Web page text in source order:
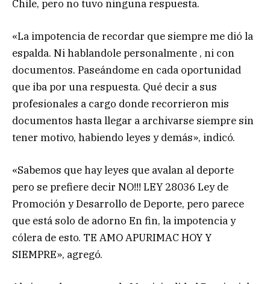
Chile, pero no tuvo ninguna respuesta.
«La impotencia de recordar que siempre me dió la
espalda. Ni hablandole personalmente , ni con
documentos. Paseándome en cada oportunidad
que iba por una respuesta. Qué decir a sus
profesionales a cargo donde recorrieron mis
documentos hasta llegar a archivarse siempre sin
tener motivo, habiendo leyes y demás», indicó.
«Sabemos que hay leyes que avalan al deporte
pero se prefiere decir NO!!! LEY 28036 Ley de
Promoción y Desarrollo de Deporte, pero parece
que está solo de adorno En fin, la impotencia y
cólera de esto. TE AMO APURIMAC HOY Y
SIEMPRE», agregó.